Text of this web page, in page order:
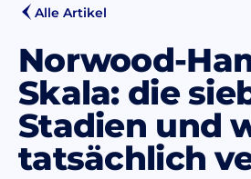
E-Mail *
Alle Artikel
Norwood-
Skala: die
Stadien und
tatsächlich